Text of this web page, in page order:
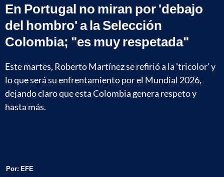
En Portugal no miran por 'debajo
del hombro' a la Selección
Colombia; "es muy respetada"
Este martes, Roberto Martínez se refirió a la 'tricolor' y
lo que será su enfrentamiento por el Mundial 2026,
dejando claro que esta Colombia genera respeto y
hasta más.
Por: EFE